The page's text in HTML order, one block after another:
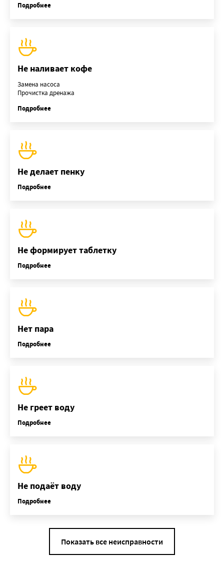
Подробнее
Не наливает кофе
Замена насоса
Прочистка дренажа
Подробнее
Не делает пенку
Подробнее
Не формирует таблетку
Подробнее
Нет пара
Подробнее
Не греет воду
Подробнее
Не подаёт воду
Подробнее
Показать все неисправности